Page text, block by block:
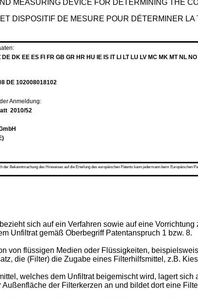
MEASURING DEVICE FOR DETERMINING THE
DISPOSITIF DE MESURE POUR DÉTERMINER
DK EE ES FI FR GB GR HR HU IE IS IT LI LT LU LV MC MK MT NL
DE 102008018102
Anmeldung:
2010/52
der Bekanntmachung des Hinweises auf die Erteilung des europäischen Patents kann jedermann beim
sich auf ein Verfahren sowie auf eine
Unfiltrat gemäß Oberbegriff Patentanspruch 1 bzw. 8.
von flüssigen Medien oder Flüssigkeiten,
die (Filter) die Zugabe eines Filterhilfsmittel, z.B.
welches dem Unfiltrat beigemischt wird, lagert
der Filterkerzen an und bildet dort eine